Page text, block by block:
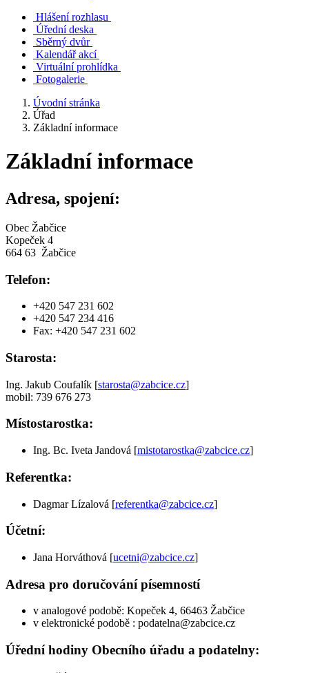
Hlášení rozhlasu
Úřední deska
Sběrný dvůr
Kalendář akcí
Virtuální prohlídka
Fotogalerie
Úvodní stránka
Úřad
Základní informace
Základní informace
Adresa, spojení:
Obec Žabčice
Kopeček 4
664 63 Žabčice
Telefon:
+420 547 231 602
+420 547 234 416
Fax: +420 547 231 602
Starosta:
Ing. Jakub Coufalík [starosta@zabcice.cz]
mobil: 739 676 273
Místostarostka:
Ing. Bc. Iveta Jandová [mistotarostka@zabcice.cz]
Referentka:
Dagmar Lízalová [referentka@zabcice.cz]
Účetní:
Jana Horváthová [ucetni@zabcice.cz]
Adresa pro doručování písemností
v analogové podobě: Kopeček 4, 66463 Žabčice
v elektronické podobě : podatelna@zabcice.cz
Úřední hodiny Obecního úřadu a podatelny: